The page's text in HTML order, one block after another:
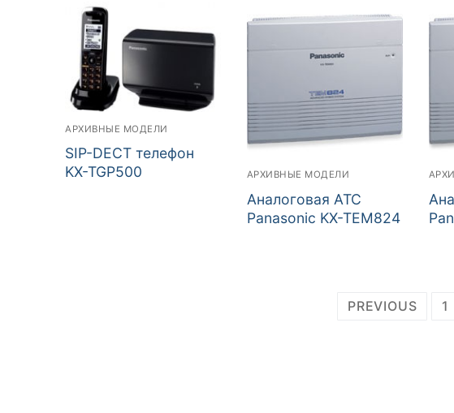
АРХИВНЫЕ МОДЕЛИ
SIP-DECT телефон
KX-TGP500
АРХИВНЫЕ МОДЕЛИ
Аналоговая АТС
Panasonic KX-TEM824
PREVIOUS 1